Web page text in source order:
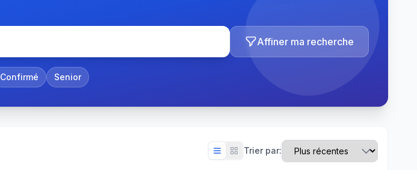
Affiner ma recherche
Confirmé Senior
Trier par: